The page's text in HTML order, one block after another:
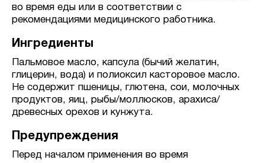
во время еды или в соответствии с
рекомендациями медицинского работника.
Ингредиенты
Пальмовое масло, капсула (бычий желатин,
глицерин, вода) и полиоксил касторовое масло.
Не содержит пшеницы, глютена, сои, молочных
продуктов, яиц, рыбы/моллюсков, арахиса/
древесных орехов и кунжута.
Предупреждения
Перед началом применения во время